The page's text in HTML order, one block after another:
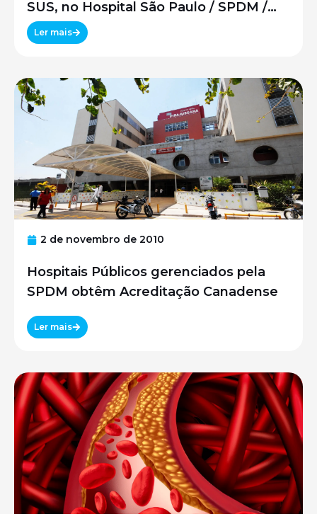
SUS, no Hospital São Paulo / SPDM /
UNIFESP
Ler mais
2 de novembro de 2010
Hospitais Públicos gerenciados pela
SPDM obtêm Acreditação Canadense
Ler mais